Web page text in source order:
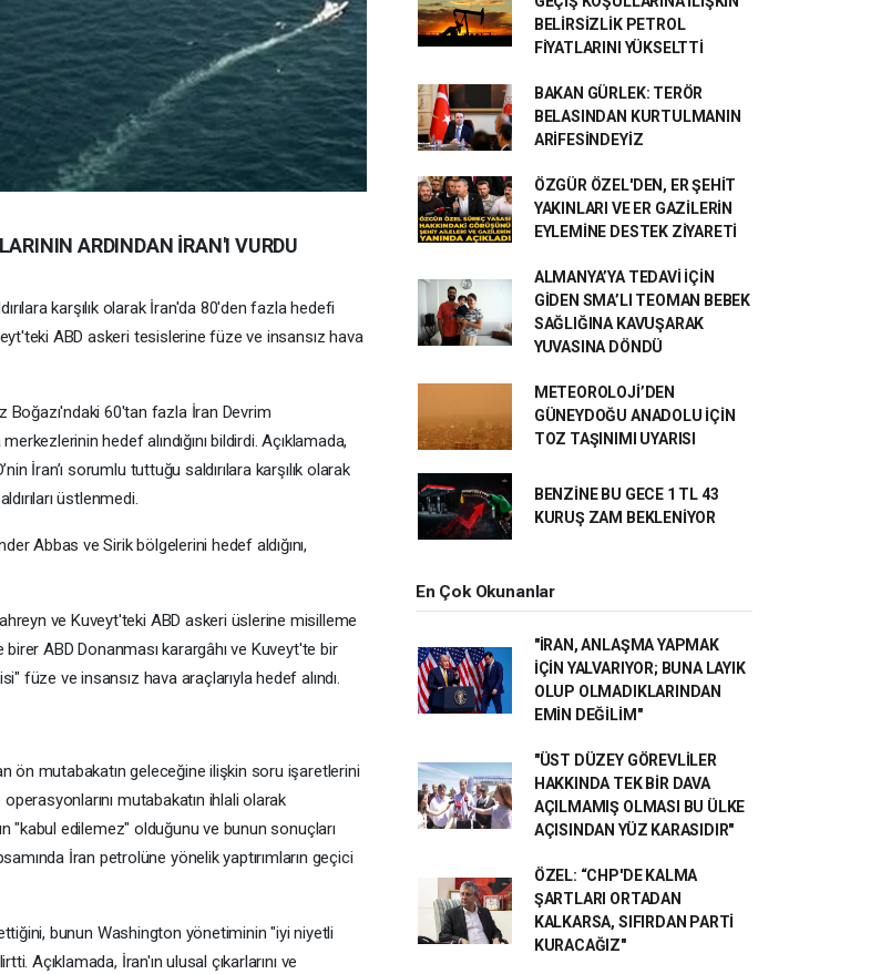
ARDINDAN İRAN'I VURDU
karşılık olarak İran'da 80'den fazla hedefi
ABD askeri tesislerine füze ve insansız hava
Boğazı'ndaki 60'tan fazla İran Devrim
hedef alındığını bildirdi. Açıklamada,
İran’ı sorumlu tuttuğu saldırılara karşılık olarak
üstlenmedi.
Abbas ve Sirik bölgelerini hedef aldığını,
ve Kuveyt'teki ABD askeri üslerine misilleme
birer ABD Donanması karargâhı ve Kuveyt'te bir
füze ve insansız hava araçlarıyla hedef alındı.
ön mutabakatın geleceğine ilişkin soru işaretlerini
operasyonlarını mutabakatın ihlali olarak
"kabul edilemez" olduğunu ve bunun sonuçları
İran petrolüne yönelik yaptırımların geçici
ettiğini, bunun Washington yönetiminin "iyi niyetli
Açıklamada, İran'ın ulusal çıkarlarını ve
BELİRSİZLİK PETROL
FİYATLARINI YÜKSELTTİ
BAKAN GÜRLEK: TERÖR
BELASINDAN KURTULMANIN
ARİFESİNDEYİZ
ÖZGÜR ÖZEL'DEN, ER ŞEHİT
YAKINLARI VE ER GAZİLERİN
EYLEMİNE DESTEK ZİYARETİ
ALMANYA’YA TEDAVİ İÇİN
GİDEN SMA’LI TEOMAN BEBEK
SAĞLIĞINA KAVUŞARAK
YUVASINA DÖNDÜ
METEOROLOJİ’DEN
GÜNEYDOĞU ANADOLU İÇİN
TOZ TAŞINIMI UYARISI
BENZİNE BU GECE 1 TL 43
KURUŞ ZAM BEKLENİYOR
En Çok Okunanlar
"İRAN, ANLAŞMA YAPMAK
İÇİN YALVARIYOR; BUNA LAYIK
OLUP OLMADIKLARINDAN
EMİN DEĞİLİM"
"ÜST DÜZEY GÖREVLİLER
HAKKINDA TEK BİR DAVA
AÇILMAMIŞ OLMASI BU ÜLKE
AÇISINDAN YÜZ KARASIDIR"
ÖZEL: “CHP'DE KALMA
ŞARTLARI ORTADAN
KALKARSA, SIFIRDAN PARTİ
KURACAĞIZ"